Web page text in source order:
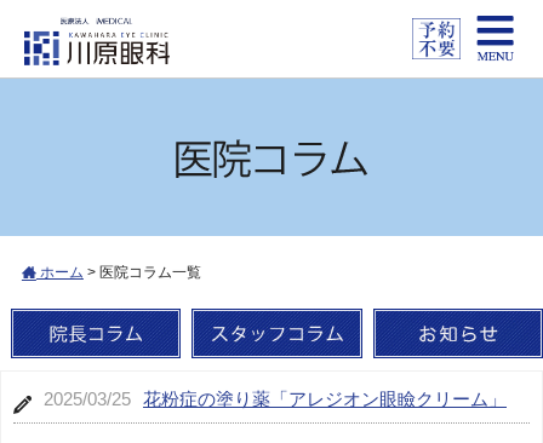
ホーム > 医院コラム一覧
2025/03/25 花粉症の塗り薬「アレジオン眼瞼クリーム」